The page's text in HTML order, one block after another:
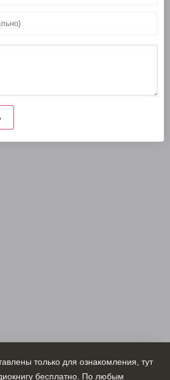
только для ознакомления, тут
бесплатно. По любым